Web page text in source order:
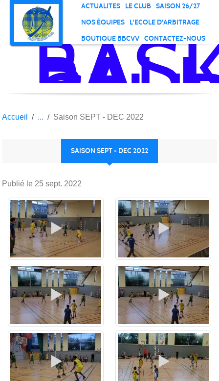
ACTUALITES LE CLUB
SAISON 26/27
NOS ÉQUIPES
L'ECOLE D'ARBITRAGE
BOUTIQUE BBCVV
CONTACTEZ-NOUS
BALL
DE
Accueil Saison SEPT - DEC 2022
SAISON SEPT - DEC 2022
Publié le 25 sept. 2022
Panneau de gestion des cookies